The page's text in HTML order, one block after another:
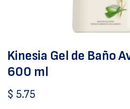
Kinesia Gel de Baño
600 ml
$ 5.75